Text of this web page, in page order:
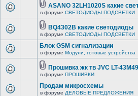
ASANO 32LH1020S какие
в форуме СВЕТОДИОДЫ ПОДСВЕТКИ
BQ4302B какие светодиоды
в форуме СВЕТОДИОДЫ ПОДСВЕТКИ
Блок GSM сигнализации
в форуме Модули, готовые устройства
Прошивка жк тв JVC LT-
в форуме ПРОШИВКИ
Продам микросхемы
в форуме ДЕЛОВЫЕ ПРЕДЛОЖЕНИЯ